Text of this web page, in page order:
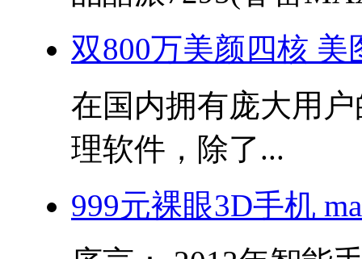
双800万美颜四核 美
在国内拥有庞大用
理软件，除了...
999元裸眼3D手机